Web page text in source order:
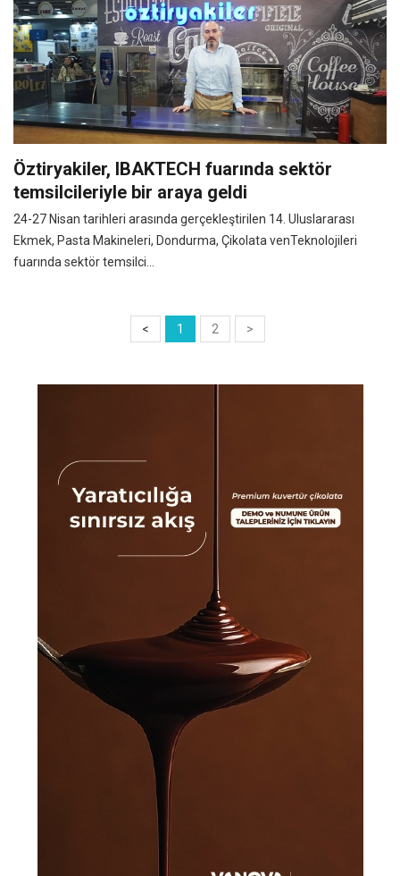
Öztiryakiler, IBAKTECH fuarında sektör
temsilcileriyle bir araya geldi
24-27 Nisan tarihleri arasında gerçekleştirilen 14. Uluslararası
Ekmek, Pasta Makineleri, Dondurma, Çikolata venTeknolojileri
fuarında sektör temsilci...
< 1 2 >